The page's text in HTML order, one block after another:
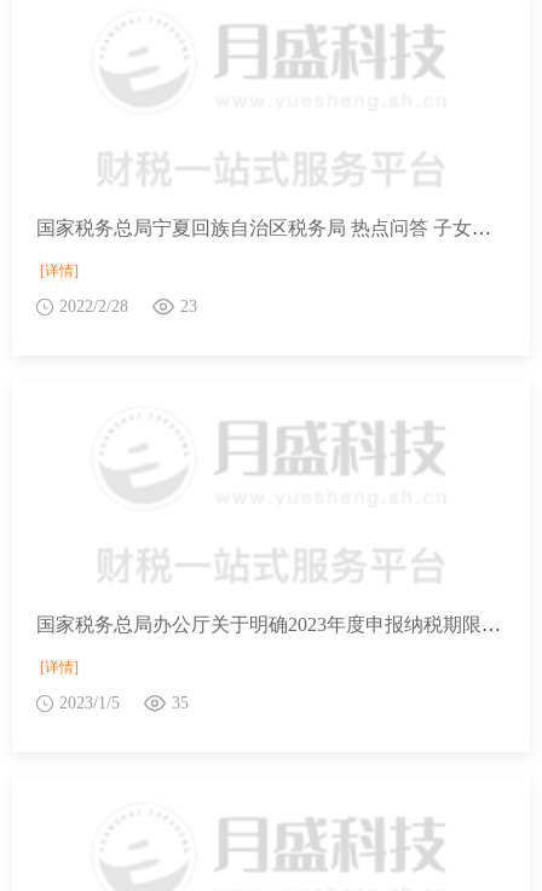
国家税务总局宁夏回族自治区税务局 热点问答 子女教育的扣除主体、范围和扣除标准是什么？
[详情]
2022/2/28 23
国家税务总局办公厅关于明确2023年度申报纳税期限的通知
[详情]
2023/1/5 35